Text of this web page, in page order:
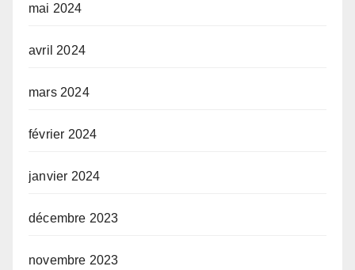
mai 2024
avril 2024
mars 2024
février 2024
janvier 2024
décembre 2023
novembre 2023